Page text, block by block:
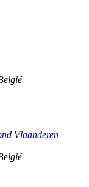
Vlaanderen